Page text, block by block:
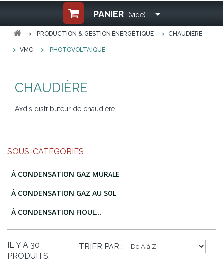
PANIER (vide)
> PRODUCTION & GESTION ÉNERGÉTIQUE > CHAUDIÈRE
> VMC > PHOTOVOLTAÏQUE
CHAUDIÈRE
Axdis distributeur de chaudière
SOUS-CATÉGORIES
À CONDENSATION GAZ MURALE
À CONDENSATION GAZ AU SOL
À CONDENSATION FIOUL...
TRIER PAR :
IL Y A 30
PRODUITS.